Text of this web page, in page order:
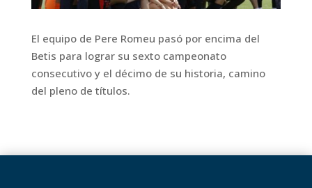
El equipo de Pere Romeu pasó por encima del
Betis para lograr su sexto campeonato
consecutivo y el décimo de su historia, camino
del pleno de títulos.